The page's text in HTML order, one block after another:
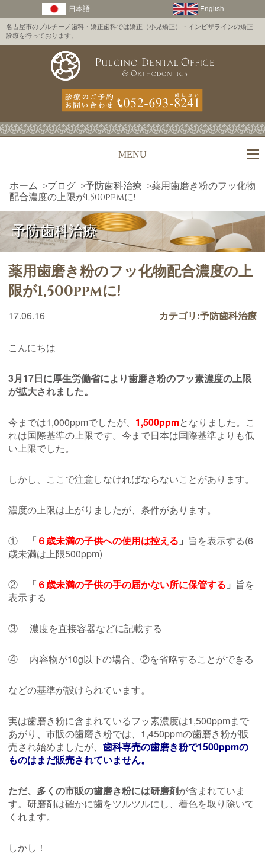
名古屋市のプルチーノ歯科・矯正歯科では矯正（小児矯正）・インビザラインの矯正
診療を行っております。
MENU
ホーム >ブログ >予防歯科治療 >薬用歯磨き粉のフッ化物
配合濃度の上限が1,500ppmに!
予防歯科治療
薬用歯磨き粉のフッ化物配合濃度の上
限が1,500ppmに!
17.06.16 カテゴリ:予防歯科治療
こんにちは
3月17日に厚生労働省により歯磨き粉のフッ素濃度の上限
が拡大されました。
今までは1,000ppmでしたが、 1,500ppmとなりました。こ
れは国際基準の上限です。今まで日本は国際基準よりも低
い上限でした。
しかし、ここで注意しなければならないことがあります。
濃度の上限は上がりましたが、条件があります。
① 「 ６歳未満の子供への使用は控える 」 旨を表示する(6
歳未満は上限500ppm)
② 「 ６歳未満の子供の手の届かない所に保管する 」 旨を
表示する
③ 濃度を直接容器などに記載する
④ 内容物が10g以下の場合、②を省略することができる
などの基準が設けられています。
実は歯磨き粉に含まれているフッ素濃度は1,500ppmまで
あがり、市販の歯磨き粉では、1,450ppmの歯磨き粉が販
売され始めましたが、 歯科専売の歯磨き粉で1500ppmの
ものはまだ販売されていません。
ただ、多くの市販の歯磨き粉には研磨剤が含まれていま
す。研磨剤は確かに歯をツルツルにし、着色を取り除いて
くれます。
しかし！